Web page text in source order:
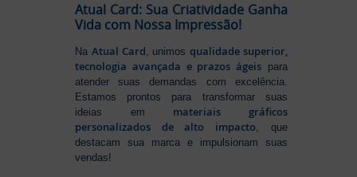
Atual Card: Sua Criatividade Ganha
Vida com Nossa Impressão!
Na Atual Card, unimos qualidade superior,
tecnologia avançada e prazos ágeispara
atender suas demandas com excelência.
Estamos prontos para transformar suas
ideias em materiais gráficos
personalizados de alto impacto, que
destacam sua marca e impulsionam suas
vendas!